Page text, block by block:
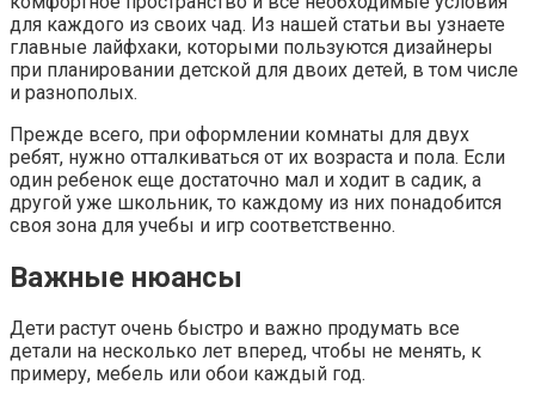
для каждого из своих чад. Из нашей статьи вы узнаете
главные лайфхаки, которыми пользуются дизайнеры
при планировании детской для двоих детей, в том числе
и разнополых.
Прежде всего, при оформлении комнаты для двух
ребят, нужно отталкиваться от их возраста и пола. Если
один ребенок еще достаточно мал и ходит в садик, а
другой уже школьник, то каждому из них понадобится
своя зона для учебы и игр соответственно.
Важные нюансы
Дети растут очень быстро и важно продумать все
детали на несколько лет вперед, чтобы не менять, к
примеру, мебель или обои каждый год.